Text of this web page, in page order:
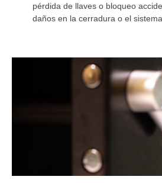
pérdida de llaves o bloqueo
daños en la cerradura o el